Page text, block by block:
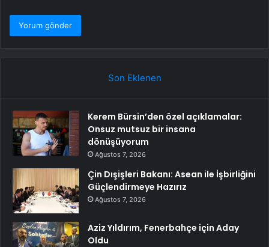
Son Eklenen
Kerem Bürsin’den özel açıklamalar:
Onsuz mutsuz bir insana
dönüşüyorum
Ağustos 7, 2026
Çin Dışişleri Bakanı: Asean ile İşbirliğini
Güçlendirmeye Hazırız
Ağustos 7, 2026
Aziz Yıldırım, Fenerbahçe için Aday
Oldu